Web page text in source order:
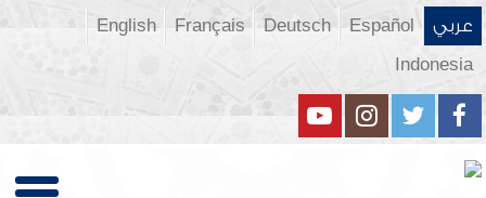
عربي Español
Deutsch
Français
English
Indonesia